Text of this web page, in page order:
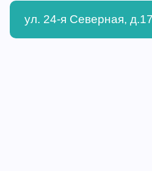
ул. 24-я Северная,